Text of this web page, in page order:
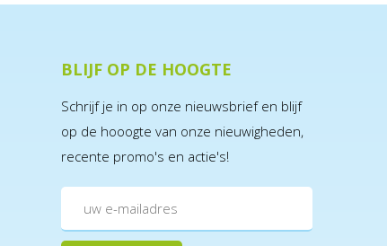
BLIJF OP DE HOOGTE
Schrijf je in op onze nieuwsbrief en blijf
op de hooogte van onze nieuwigheden,
recente promo's en actie's!